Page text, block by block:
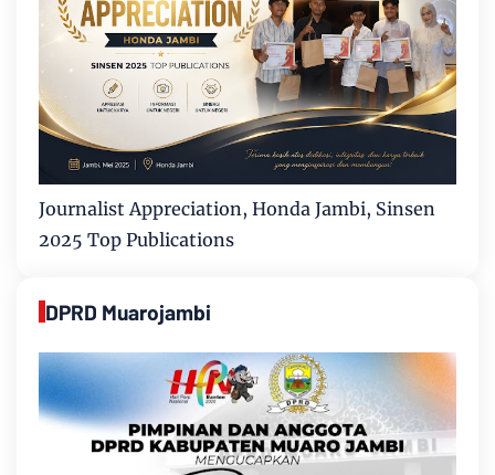
Journalist Appreciation, Honda Jambi, Sinsen
2025 Top Publications
DPRD Muarojambi